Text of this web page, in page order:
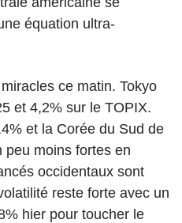
équation ultra-
ce matin. Tokyo
et 4,2% sur le TOPIX.
et la Corée du Sud de
peu moins fortes en
occidentaux sont
reste forte avec un
hier pour toucher le